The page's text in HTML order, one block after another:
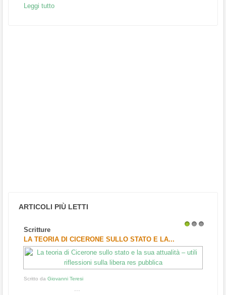
Leggi tutto
ARTICOLI PIÙ LETTI
Scritture
LA TEORIA DI CICERONE SULLO STATO E LA...
Scritto da Giovanni Teresi